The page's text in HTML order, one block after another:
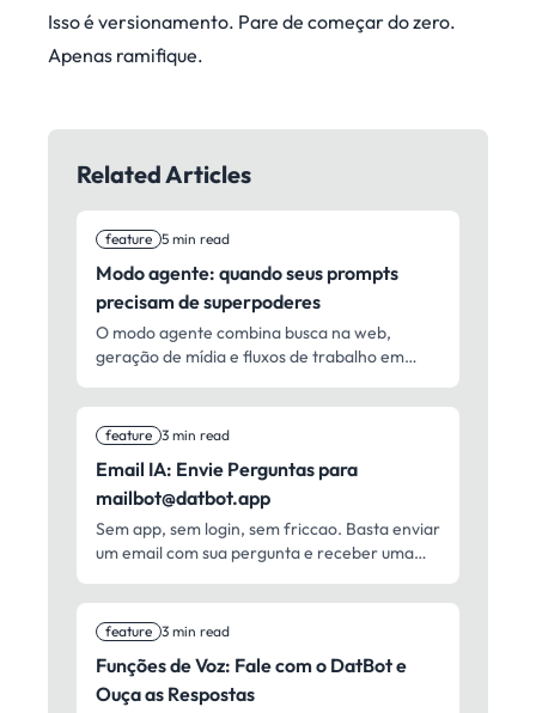
Isso é versionamento. Pare de começar do zero.
Apenas ramifique.
Related Articles
feature 5 min read
Modo agente: quando seus prompts
precisam de superpoderes
O modo agente combina busca na web,
geração de mídia e fluxos de trabalho em
feature 3 min read
Email IA: Envie Perguntas para
mailbot@datbot.app
Sem app, sem login, sem friccao. Basta enviar
um email com sua pergunta e receber uma
feature 3 min read
Funções de Voz: Fale com o DatBot e
Ouça as Respostas